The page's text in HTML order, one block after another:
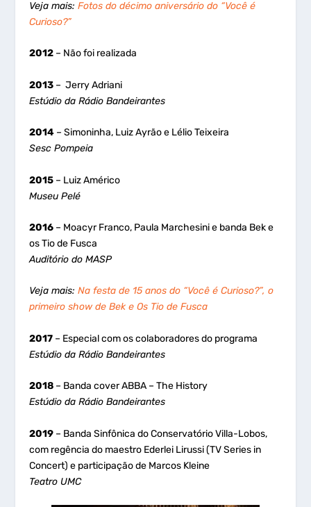
Veja mais:Fotos do décimo aniversário do “Você é
Curioso?”
2012 – Não foi realizada
2013 – Jerry Adriani
Estúdio da Rádio Bandeirantes
2014 – Simoninha, Luiz Ayrão e Lélio Teixeira
Sesc Pompeia
2015 – Luiz Américo
Museu Pelé
2016 – Moacyr Franco, Paula Marchesini e banda Bek e
os Tio de Fusca
Auditório do MASP
Veja mais:Na festa de 15 anos do “Você é Curioso?”, o
primeiro show de Bek e Os Tio de Fusca
2017 – Especial com os colaboradores do programa
Estúdio da Rádio Bandeirantes
2018 – Banda cover ABBA – The History
Estúdio da Rádio Bandeirantes
2019 – Banda Sinfônica do Conservatório Villa-Lobos,
com regência do maestro Ederlei Lirussi (TV Series in
Concert) e participação de Marcos Kleine
Teatro UMC